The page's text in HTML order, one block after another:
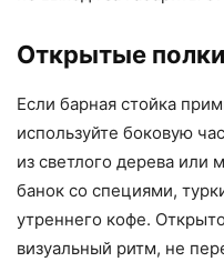
Открытые
Если барная стойка
используйте боковую
из светлого дерева или
банок со специями,
утреннего кофе.
визуальный ритм, не